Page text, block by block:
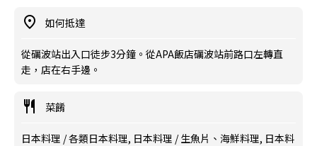
如何抵達
從礪波站出入口徒步3分鐘。從APA飯店礪波站前路口左轉直
走，店在右手邊。
菜餚
日本料理 / 各類日本料理, 日本料理 / 生魚片、海鮮料理, 日本料